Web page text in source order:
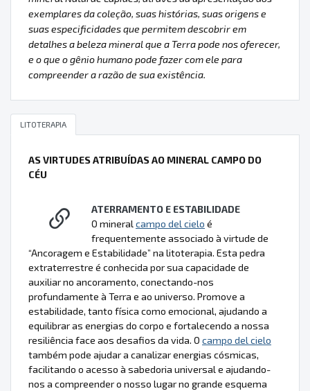
exemplares da coleção, suas histórias, suas origens e
suas especificidades que permitem descobrir em
detalhes a beleza mineral que a Terra pode nos oferecer,
e o que o gênio humano pode fazer com ele para
compreender a razão de sua existência.
LITOTERAPIA
AS VIRTUDES ATRIBUÍDAS AO MINERAL CAMPO DO
CÉU
ATERRAMENTO E ESTABILIDADE
O mineralcampo del cielo é
frequentemente associado à virtude de
“Ancoragem e Estabilidade” na litoterapia. Esta pedra
extraterrestre é conhecida por sua capacidade de
auxiliar no ancoramento, conectando-nos
profundamente à Terra e ao universo. Promove a
estabilidade, tanto física como emocional, ajudando a
equilibrar as energias do corpo e fortalecendo a nossa
resiliência face aos desafios da vida. O campo del cielo
também pode ajudar a canalizar energias cósmicas,
facilitando o acesso à sabedoria universal e ajudando-
nos a compreender o nosso lugar no grande esquema